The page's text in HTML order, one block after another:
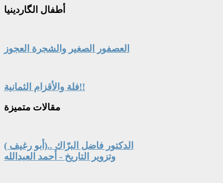
أطفال الگاردينيا
العصفور الصغير والشجرة العجوز
فلة والأقزام الثمانية!!
مقالات متميزة
الدكتور فاضل البرّاك ..(أبو رغيف )
وتزوير التاريخ - أحمد العبدالله